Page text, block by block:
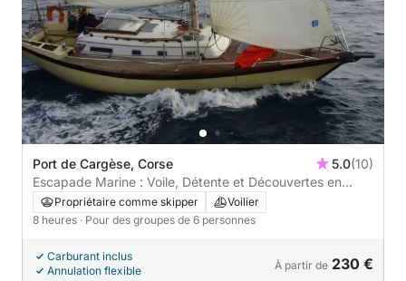
Port de Cargèse, Corse 5.0(10)
Escapade Marine : Voile, Détente et Découvertes en
CorsePropriétaire comme skipper
Voilier
8 heures · Pour des groupes de 6 personnes
Carburant inclus
Annulation flexible
À partir de 230 €